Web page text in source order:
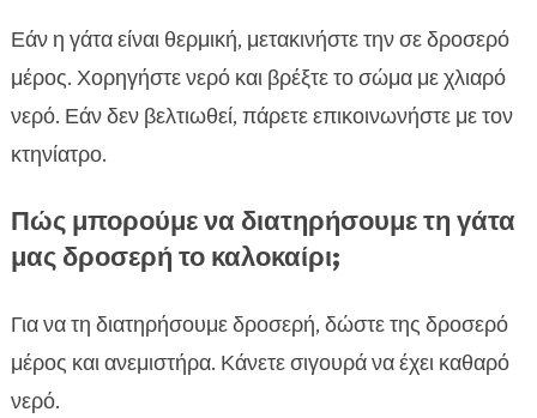
Εάν η γάτα είναι θερμική, μετακινήστε την σε δροσερό
μέρος. Χορηγήστε νερό και βρέξτε το σώμα με χλιαρό
νερό. Εάν δεν βελτιωθεί, πάρετε επικοινωνήστε με τον
κτηνίατρο.
Πώς μπορούμε να διατηρήσουμε τη γάτα
μας δροσερή το καλοκαίρι;
Για να τη διατηρήσουμε δροσερή, δώστε της δροσερό
μέρος και ανεμιστήρα. Κάνετε σιγουρά να έχει καθαρό
νερό.